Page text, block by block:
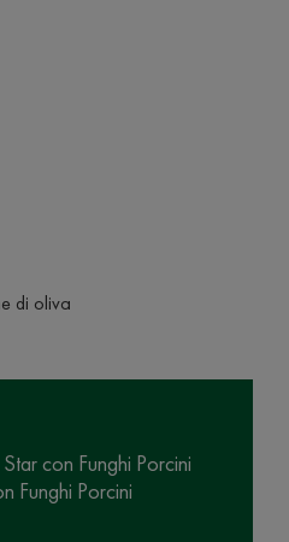
di oliva
con Funghi Porcini
Funghi Porcini